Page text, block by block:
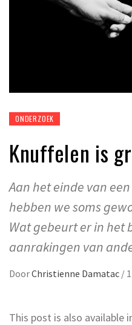
ONDERZOEK
Knuffelen is
Aan het einde van
hebben we soms
Wat gebeurt er in het
aanrakingen van
DoorChristienne Damatac /
This post is also available